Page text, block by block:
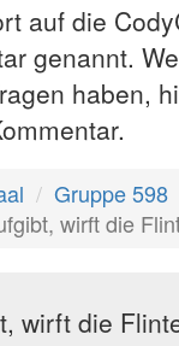
auf die
genannt.
haben,
Gruppe 598
wirft die
wirft die